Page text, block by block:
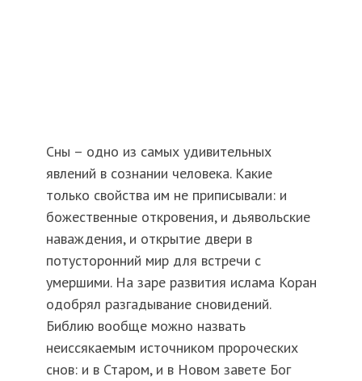
Сны – одно из самых удивительных
явлений в сознании человека. Какие
только свойства им не приписывали: и
божественные откровения, и дьявольские
наваждения, и открытие двери в
потусторонний мир для встречи с
умершими. На заре развития ислама Коран
одобрял разгадывание сновидений.
Библию вообще можно назвать
неиссякаемым источником пророческих
снов: и в Старом, и в Новом завете Бог